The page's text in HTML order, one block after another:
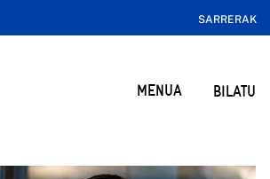
SARRERAK
MENUA BILATU